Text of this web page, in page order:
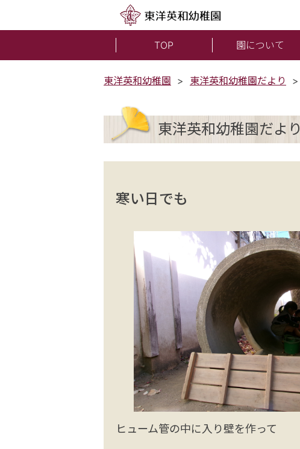
TOP 園について
東洋英和幼稚園 東洋英和幼稚園だより
東洋英和幼稚園だより
寒い日でも
ヒューム管の中に入り壁を作って